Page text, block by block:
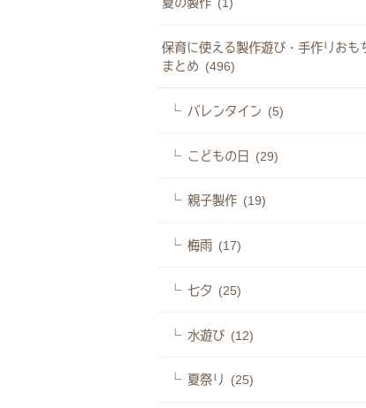
保育に使える製作遊び・手作りおも
まとめ (496)
バレンタイン (5)
こどもの日 (29)
親子製作 (19)
梅雨 (17)
七夕 (25)
水遊び (12)
夏祭り (25)